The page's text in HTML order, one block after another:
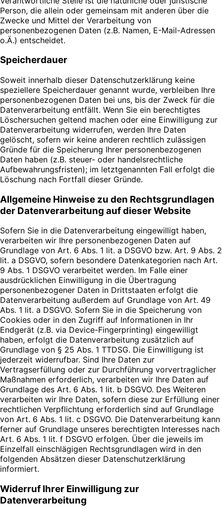
Person, die allein oder gemeinsam mit anderen über die
Zwecke und Mittel der Verarbeitung von
personenbezogenen Daten (z.B. Namen, E-Mail-Adressen
o.Ä.) entscheidet.
Speicherdauer
Soweit innerhalb dieser Datenschutzerklärung keine
speziellere Speicherdauer genannt wurde, verbleiben Ihre
personenbezogenen Daten bei uns, bis der Zweck für die
Datenverarbeitung entfällt. Wenn Sie ein berechtigtes
Löschersuchen geltend machen oder eine Einwilligung zur
Datenverarbeitung widerrufen, werden Ihre Daten
gelöscht, sofern wir keine anderen rechtlich zulässigen
Gründe für die Speicherung Ihrer personenbezogenen
Daten haben (z.B. steuer- oder handelsrechtliche
Aufbewahrungsfristen); im letztgenannten Fall erfolgt die
Löschung nach Fortfall dieser Gründe.
Allgemeine Hinweise zu den Rechtsgrundlagen
der Datenverarbeitung auf dieser Website
Sofern Sie in die Datenverarbeitung eingewilligt haben,
verarbeiten wir Ihre personenbezogenen Daten auf
Grundlage von Art. 6 Abs. 1 lit. a DSGVO bzw. Art. 9 Abs. 2
lit. a DSGVO, sofern besondere Datenkategorien nach Art.
9 Abs. 1 DSGVO verarbeitet werden. Im Falle einer
ausdrücklichen Einwilligung in die Übertragung
personenbezogener Daten in Drittstaaten erfolgt die
Datenverarbeitung außerdem auf Grundlage von Art. 49
Abs. 1 lit. a DSGVO. Sofern Sie in die Speicherung von
Cookies oder in den Zugriff auf Informationen in Ihr
Endgerät (z.B. via Device-Fingerprinting) eingewilligt
haben, erfolgt die Datenverarbeitung zusätzlich auf
Grundlage von § 25 Abs. 1 TTDSG. Die Einwilligung ist
jederzeit widerrufbar. Sind Ihre Daten zur
Vertragserfüllung oder zur Durchführung vorvertraglicher
Maßnahmen erforderlich, verarbeiten wir Ihre Daten auf
Grundlage des Art. 6 Abs. 1 lit. b DSGVO. Des Weiteren
verarbeiten wir Ihre Daten, sofern diese zur Erfüllung einer
rechtlichen Verpflichtung erforderlich sind auf Grundlage
von Art. 6 Abs. 1 lit. c DSGVO. Die Datenverarbeitung kann
ferner auf Grundlage unseres berechtigten Interesses nach
Art. 6 Abs. 1 lit. f DSGVO erfolgen. Über die jeweils im
Einzelfall einschlägigen Rechtsgrundlagen wird in den
folgenden Absätzen dieser Datenschutzerklärung
informiert.
Widerruf Ihrer Einwilligung zur
Datenverarbeitung